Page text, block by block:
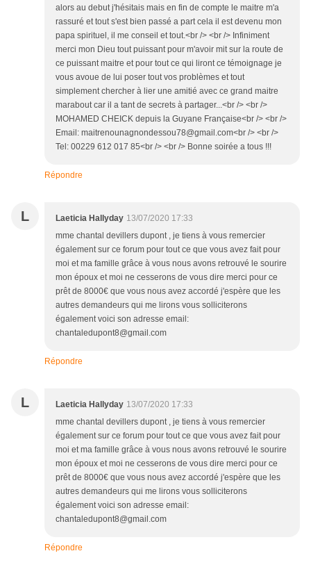
alors au debut j'hésitais mais en fin de compte le maitre m'a
rassuré et tout s'est bien passé a part cela il est devenu mon
papa spirituel, il me conseil et tout.<br /> <br /> Infiniment
merci mon Dieu tout puissant pour m'avoir mit sur la route de
ce puissant maitre et pour tout ce qui liront ce témoignage je
vous avoue de lui poser tout vos problèmes et tout
simplement chercher à lier une amitié avec ce grand maitre
marabout car il a tant de secrets à partager...<br /> <br />
MOHAMED CHEICK depuis la Guyane Française<br /> <br />
Email: maitrenounagnondessou78@gmail.com<br /> <br />
Tel: 00229 612 017 85<br /> <br /> Bonne soirée a tous !!!
Répondre
L Laeticia Hallyday 13/07/2020 17:33
mme chantal devillers dupont , je tiens à vous remercier
également sur ce forum pour tout ce que vous avez fait pour
moi et ma famille grâce à vous nous avons retrouvé le sourire
mon époux et moi ne cesserons de vous dire merci pour ce
prêt de 8000€ que vous nous avez accordé j'espère que les
autres demandeurs qui me lirons vous solliciterons
également voici son adresse email:
chantaledupont8@gmail.com
Répondre
L Laeticia Hallyday 13/07/2020 17:33
mme chantal devillers dupont , je tiens à vous remercier
également sur ce forum pour tout ce que vous avez fait pour
moi et ma famille grâce à vous nous avons retrouvé le sourire
mon époux et moi ne cesserons de vous dire merci pour ce
prêt de 8000€ que vous nous avez accordé j'espère que les
autres demandeurs qui me lirons vous solliciterons
également voici son adresse email:
chantaledupont8@gmail.com
Répondre